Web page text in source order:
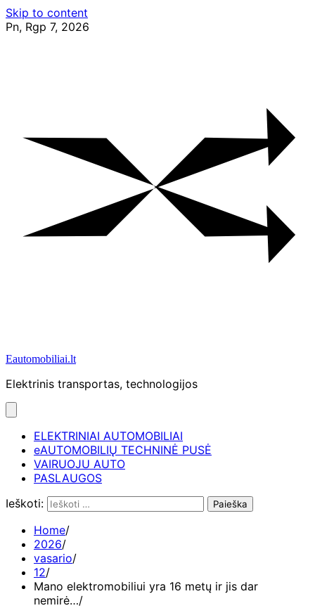
Skip to content
Pn, Rgp 7, 2026
Eautomobiliai.lt
Elektrinis transportas, technologijos
ELEKTRINIAI AUTOMOBILIAI
eAUTOMOBILIŲ TECHNINĖ PUSĖ
VAIRUOJU AUTO
PASLAUGOS
Ieškoti:
Home
2026
vasario
12
Mano elektromobiliui yra 16 metų ir jis dar
nemirė…